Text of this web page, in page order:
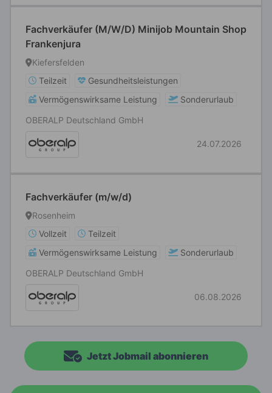
Fachverkäufer (M/W/D) Minijob Mountain Shop
Frankenjura
Kiefersfelden
Teilzeit
Gesundheitsleistungen
Vermögenswirksame Leistung
Sonderurlaub
OBERALP Deutschland GmbH
24.07.2026
Fachverkäufer (m/w/d)
Rosenheim
Vollzeit
Teilzeit
Vermögenswirksame Leistung
Sonderurlaub
OBERALP Deutschland GmbH
06.08.2026
Jetzt Jobmail abonnieren